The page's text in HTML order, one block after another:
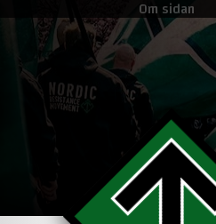
Om sidan